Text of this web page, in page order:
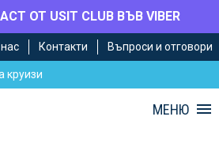
ОТ USIT CLUB ВЪВ VIBER
Контакти Въпроси и отговори
круизи
МЕНЮ